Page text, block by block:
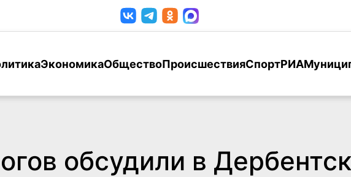
ЭкономикаОбществоПроисшествияСпортРИА
обсудили в